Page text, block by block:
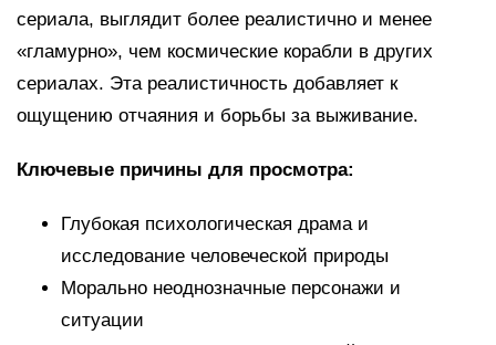
сериала, выглядит более реалистично и менее
«гламурно», чем космические корабли в других
сериалах. Эта реалистичность добавляет к
ощущению отчаяния и борьбы за выживание.
Ключевые причины для просмотра:
Глубокая психологическая драма и
исследование человеческой природы
Морально неоднозначные персонажи и
ситуации